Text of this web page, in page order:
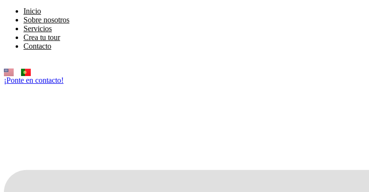
Inicio
Sobre nosotros
Servicios
Crea tu tour
Contacto
¡Ponte en contacto!